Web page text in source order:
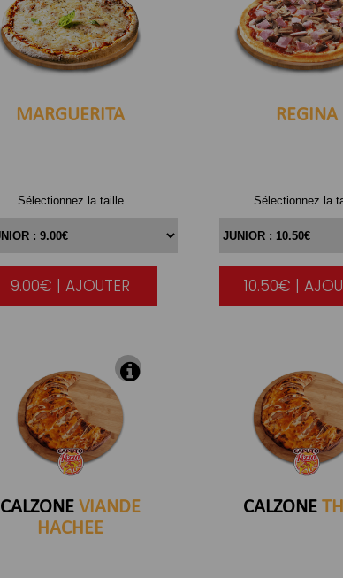
MARGUERITA
Sélectionnez la taille
|
9.00€ | AJOUTER
REGINA
Sélectionnez la
|
10.50€ |
CALZONE VIANDE
HACHEE
CALZONE